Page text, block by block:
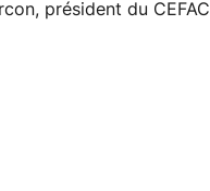
président du